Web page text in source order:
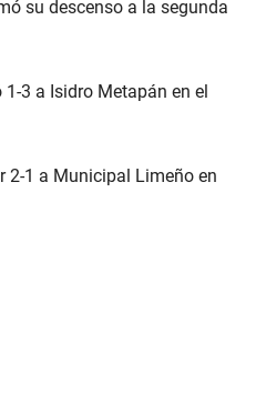
su descenso a la segunda
3 a Isidro Metapán en el
2-1 a Municipal Limeño en